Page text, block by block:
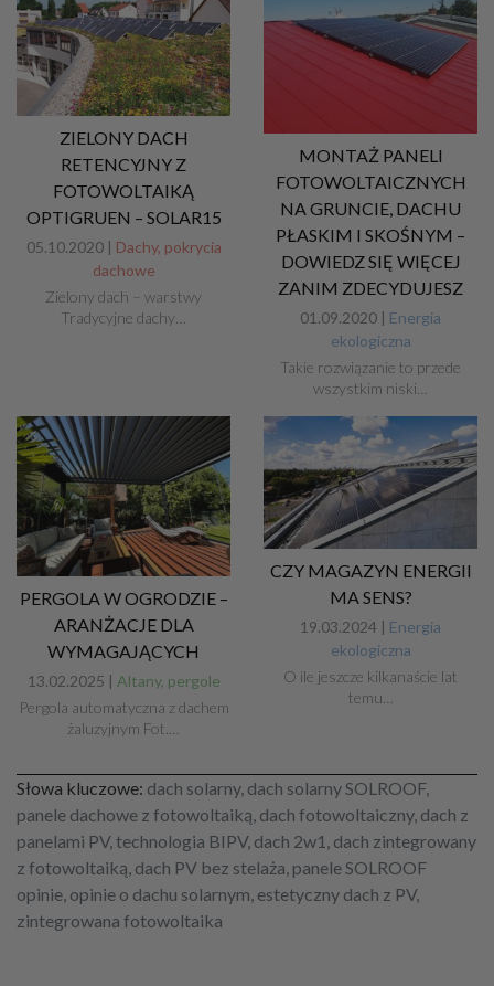
ZIELONY DACH
RETENCYJNY Z
FOTOWOLTAIKĄ
OPTIGRUEN – SOLAR15
05.10.2020 | Dachy, pokrycia
dachowe
Zielony dach – warstwy
Tradycyjne dachy…
MONTAŻ PANELI
FOTOWOLTAICZNYCH
NA GRUNCIE, DACHU
PŁASKIM I SKOŚNYM –
DOWIEDZ SIĘ WIĘCEJ
ZANIM ZDECYDUJESZ
01.09.2020 | Energia
ekologiczna
Takie rozwiązanie to przede
wszystkim niski…
PERGOLA W OGRODZIE –
ARANŻACJE DLA
WYMAGAJĄCYCH
13.02.2025 | Altany, pergole
Pergola automatyczna z dachem
żaluzyjnym Fot.…
CZY MAGAZYN ENERGII
MA SENS?
19.03.2024 | Energia
ekologiczna
O ile jeszcze kilkanaście lat
temu…
Słowa kluczowe: dach solarny, dach solarny SOLROOF,
panele dachowe z fotowoltaiką, dach fotowoltaiczny, dach z
panelami PV, technologia BIPV, dach 2w1, dach zintegrowany
z fotowoltaiką, dach PV bez stelaża, panele SOLROOF
opinie, opinie o dachu solarnym, estetyczny dach z PV,
zintegrowana fotowoltaika